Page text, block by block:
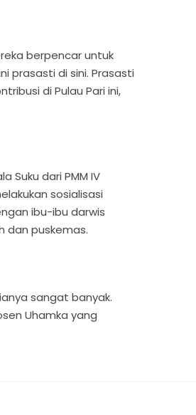
berpencar untuk
prasasti di sini. Prasasti
di Pulau Pari ini,
Suku dari PMM IV
sosialisasi
ibu-ibu darwis
dan puskemas.
sangat banyak.
Uhamka yang